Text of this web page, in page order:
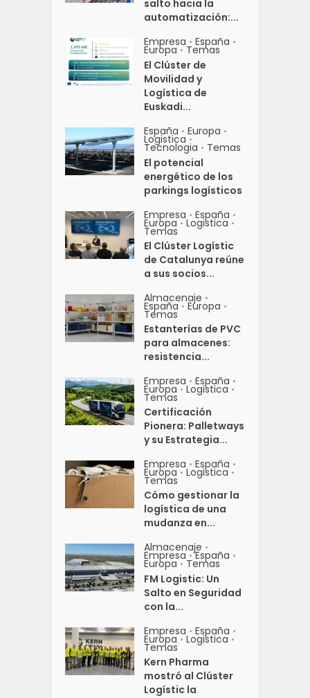
salto hacia la
automatización:...
Empresa • España •
Europa • Temas
El Clúster de
Movilidad y
Logística de
Euskadi...
España • Europa •
Logistica •
Tecnologia • Temas
El potencial
energético de los
parkings logísticos
Empresa • España •
Europa • Logistica •
Temas
El Clúster Logístic
de Catalunya reúne
a sus socios...
Almacenaje •
España • Europa •
Temas
Estanterías de PVC
para almacenes:
resistencia...
Empresa • España •
Europa • Logistica •
Temas
Certificación
Pionera: Palletways
y su Estrategia...
Empresa • España •
Europa • Logistica •
Temas
Cómo gestionar la
logística de una
mudanza en...
Almacenaje •
Empresa • España •
Europa • Temas
FM Logistic: Un
Salto en Seguridad
con la...
Empresa • España •
Europa • Logistica •
Temas
Kern Pharma
mostró al Clúster
Logístic la